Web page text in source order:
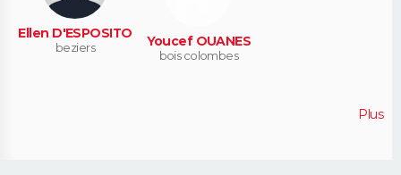
Ellen D'ESPOSITO
beziers Youcef OUANES
bois colombes
Plus